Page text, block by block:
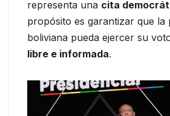
representa una cita
propósito es garantizar que la
boliviana pueda ejercer su
libre e informada.